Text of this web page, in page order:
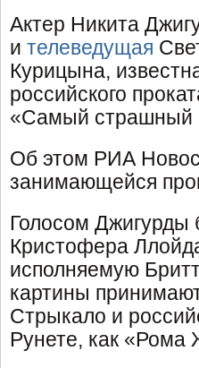
Актер Никита
и телеведущая
Курицына,
российского
«Самый страшный
Об этом РИА
занимающейся
Голосом Джигурды
Кристофера
исполняемую
картины
Стрыкало и
Рунете, как «Рома